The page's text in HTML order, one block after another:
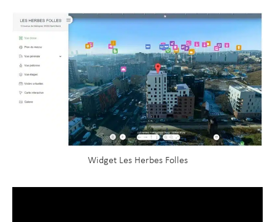
Widget Les Herbes Folles